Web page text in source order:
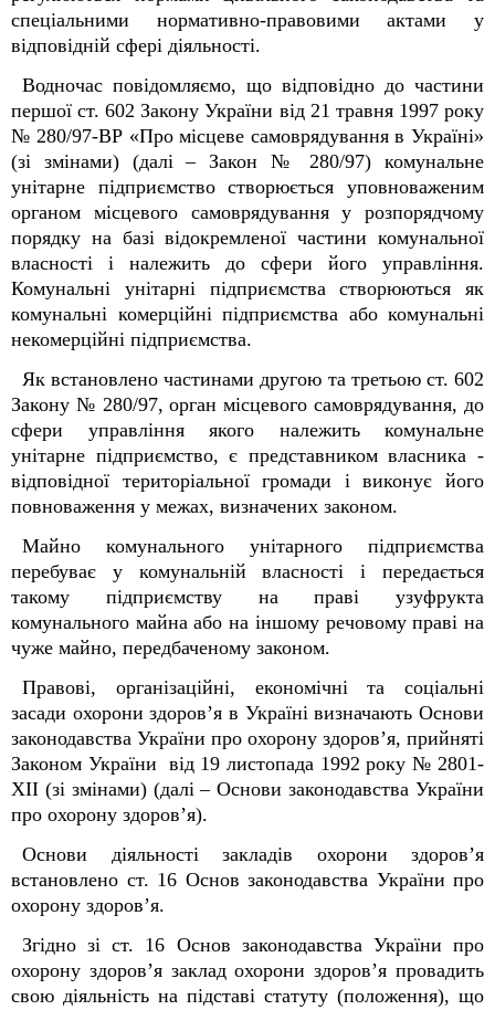
спеціальними нормативно-правовими актами у
відповідній сфері діяльності.
Водночас повідомляємо, що відповідно до частини
першої ст. 602 Закону України від 21 травня 1997 року
№ 280/97-ВР «Про місцеве самоврядування в Україні»
(зі змінами) (далі – Закон № 280/97) комунальне
унітарне підприємство створюється уповноваженим
органом місцевого самоврядування у розпорядчому
порядку на базі відокремленої частини комунальної
власності і належить до сфери його управління.
Комунальні унітарні підприємства створюються як
комунальні комерційні підприємства або комунальні
некомерційні підприємства.
Як встановлено частинами другою та третьою ст. 602
Закону № 280/97, орган місцевого самоврядування, до
сфери управління якого належить комунальне
унітарне підприємство, є представником власника -
відповідної територіальної громади і виконує його
повноваження у межах, визначених законом.
Майно комунального унітарного підприємства
перебуває у комунальній власності і передається
такому підприємству на праві узуфрукта
комунального майна або на іншому речовому праві на
чуже майно, передбаченому законом.
Правові, організаційні, економічні та соціальні
засади охорони здоров’я в Україні визначають Основи
законодавства України про охорону здоров’я, прийняті
Законом України від 19 листопада 1992 року № 2801-
ХІІ (зі змінами) (далі – Основи законодавства України
про охорону здоров’я).
Основи діяльності закладів охорони здоров’я
встановлено ст. 16 Основ законодавства України про
охорону здоров’я.
Згідно зі ст. 16 Основ законодавства України про
охорону здоров’я заклад охорони здоров’я провадить
свою діяльність на підставі статуту (положення), що